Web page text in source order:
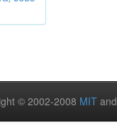
© 2002-2008 MIT and